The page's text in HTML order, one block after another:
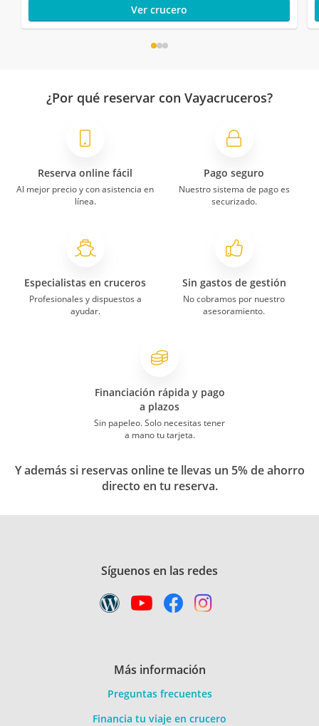
Ver crucero
¿Por qué reservar con Vayacruceros?
Reserva online fácil
Al mejor precio y con asistencia en
línea.
Pago seguro
Nuestro sistema de pago es
securizado.
Especialistas en cruceros
Profesionales y dispuestos a
ayudar.
Sin gastos de gestión
No cobramos por nuestro
asesoramiento.
Financiación rápida y pago
a plazos
Sin papeleo. Solo necesitas tener
a mano tu tarjeta.
Y además si reservas online te llevas un 5% de ahorro
directo en tu reserva.
Síguenos en las redes
Más información
Preguntas frecuentes
Financia tu viaje en crucero